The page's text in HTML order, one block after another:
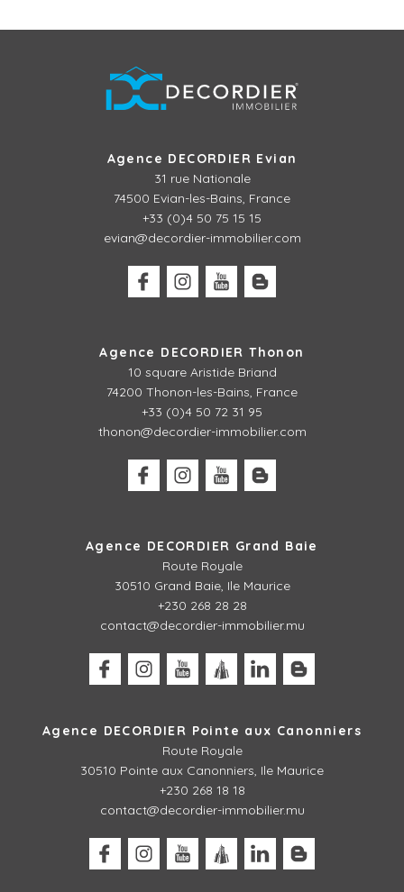
Agence DECORDIER Evian
31 rue Nationale
74500 Evian-les-Bains, France
+33 (0)4 50 75 15 15
evian@decordier-immobilier.com
Agence DECORDIER Thonon
10 square Aristide Briand
74200 Thonon-les-Bains, France
+33 (0)4 50 72 31 95
thonon@decordier-immobilier.com
Agence DECORDIER Grand Baie
Route Royale
30510 Grand Baie, Ile Maurice
+230 268 28 28
contact@decordier-immobilier.mu
Agence DECORDIER Pointe aux Canonniers
Route Royale
30510 Pointe aux Canonniers, Ile Maurice
+230 268 18 18
contact@decordier-immobilier.mu